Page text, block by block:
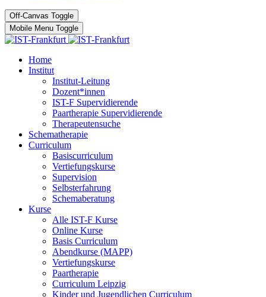
Off-Canvas Toggle
Mobile Menu Toggle
Home
Institut
Institut-Leitung
Dozent*innen
IST-F Supervidierende
Paartherapie Supervidierende
Therapeutensuche
Schematherapie
Curriculum
Basiscurriculum
Vertiefungskurse
Supervision
Selbsterfahrung
Schemaberatung
Kurse
Alle IST-F Kurse
Online Kurse
Basis Curriculum
Abendkurse (MAPP)
Vertiefungskurse
Paartherapie
Curriculum Leipzig
Kinder und Jugendlichen Curriculum